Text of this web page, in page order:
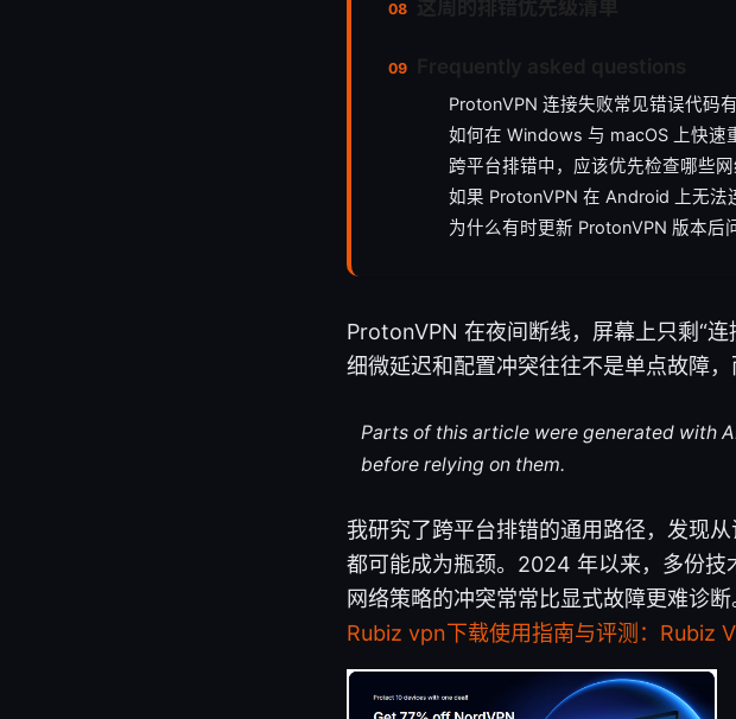
ProtonVPN 连接失败常见错误代码有
如何在 Windows 与 macOS 上快速
跨平台排错中，应该优先检查哪些
如果 ProtonVPN 在 Android 上无法
为什么有时更新 ProtonVPN 版本后
ProtonVPN 在夜间断线，屏幕上只剩“
细微延迟和配置冲突往往不是单点故障，
Parts of this article were generated with
before relying on them.
我研究了跨平台排错的通用路径，发现
都可能成为瓶颈。2024 年以来，多份技
网络策略的冲突常常比显式故障更难诊
Rubiz vpn下载使用指南与评测：Rubiz